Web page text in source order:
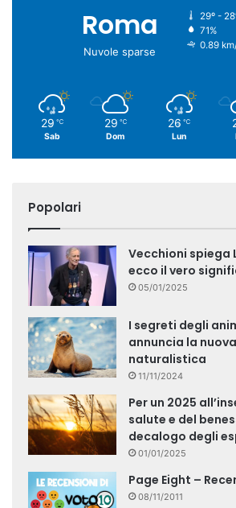
Roma
Nuvole sparse
29º -
71%
0.89
29 ℃
Sab
29 ℃
Dom
26 ℃
Lun
Popolari
Vecchioni spiega
ecco il vero
05/01/2025
I segreti degli
annuncia la
naturalistica
11/11/2024
Per un 2025
salute e del
decalogo degli
01/01/2025
Page Eight –
08/11/2011